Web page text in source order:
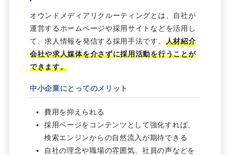
オウンドメディアリクルーティングとは、自社が
運営するホームページや採用サイトなどを活用し
て、求人情報を発信する採用手法です。 人材紹介
会社や求人媒体を介さずに採用活動を行うことが
できます。
中小企業にとってのメリット
費用を抑えられる
採用ページをコンテンツとして強化すれば、
検索エンジンからの自然流入が期待できる
自社の理念や職場の雰囲気、社員の声などを